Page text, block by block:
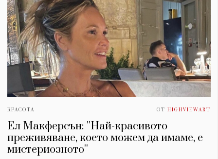
КРАСОТА ОТ HIGHVIEWART
Ел Макферсън: ''Най-красивото
преживяване, което можем да имаме, е
мистериозното''